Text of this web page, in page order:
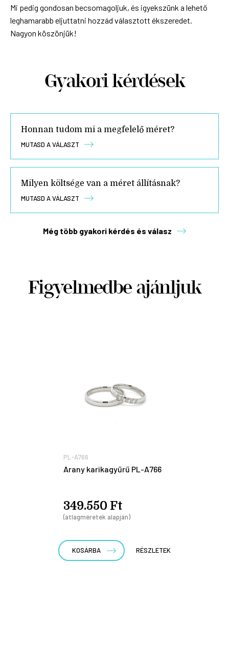
Mi pedig gondosan becsomagoljuk, és igyekszünk a lehető
leghamarabb eljuttatni hozzád választott ékszeredet.
Nagyon köszönjük!
Gyakori kérdések
Honnan tudom mi a megfelelő méret?
MUTASD A VÁLASZT
Milyen költsége van a méret állításnak?
MUTASD A VÁLASZT
Még több gyakori kérdés és válasz
Figyelmedbe ajánljuk
PL-A766
Arany karikagyűrű PL-A766
349.550 Ft
(átlagméretek alapján)
KOSÁRBA RÉSZLETEK